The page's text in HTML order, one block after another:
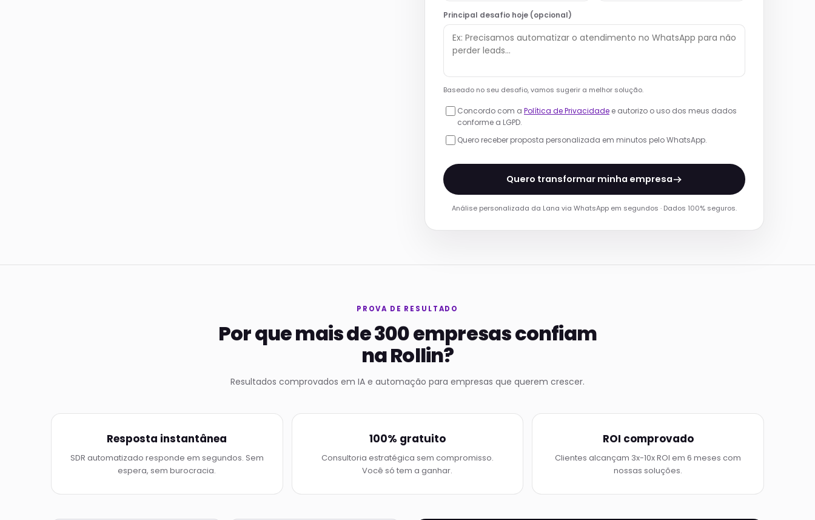
Principal desafio hoje (opcional)
Baseado no seu desafio, vamos sugerir a melhor solução.
Concordo com a Política de Privacidade e autorizo o uso dos meus dados
conforme a LGPD.
Quero receber proposta personalizada em minutos pelo WhatsApp.
Quero transformar minha empresa
Análise personalizada da Lana via WhatsApp em segundos · Dados 100% seguros.
PROVA DE RESULTADO
Por que mais de 300 empresas confiam
na Rollin?
Resultados comprovados em IA e automação para empresas que querem crescer.
Resposta instantânea
SDR automatizado responde em segundos. Sem
espera, sem burocracia.
100% gratuito
Consultoria estratégica sem compromisso.
Você só tem a ganhar.
ROI comprovado
Clientes alcançam 3x-10x ROI em 6 meses com
nossas soluções.